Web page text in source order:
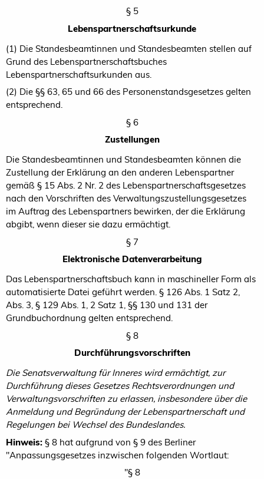
§ 5
Lebenspartnerschaftsurkunde
(1) Die Standesbeamtinnen und Standesbeamten stellen auf
Grund des Lebenspartnerschaftsbuches
Lebenspartnerschaftsurkunden aus.
(2) Die §§ 63, 65 und 66 des Personenstandsgesetzes gelten
entsprechend.
§ 6
Zustellungen
Die Standesbeamtinnen und Standesbeamten können die
Zustellung der Erklärung an den anderen Lebenspartner
gemäß § 15 Abs. 2 Nr. 2 des Lebenspartnerschaftsgesetzes
nach den Vorschriften des Verwaltungszustellungsgesetzes
im Auftrag des Lebenspartners bewirken, der die Erklärung
abgibt, wenn dieser sie dazu ermächtigt.
§ 7
Elektronische Datenverarbeitung
Das Lebenspartnerschaftsbuch kann in maschineller Form als
automatisierte Datei geführt werden. § 126 Abs. 1 Satz 2,
Abs. 3, § 129 Abs. 1, 2 Satz 1, §§ 130 und 131 der
Grundbuchordnung gelten entsprechend.
§ 8
Durchführungsvorschriften
Die Senatsverwaltung für Inneres wird ermächtigt, zur
Durchführung dieses Gesetzes Rechtsverordnungen und
Verwaltungsvorschriften zu erlassen, insbesondere über die
Anmeldung und Begründung der Lebenspartnerschaft und
Regelungen bei Wechsel des Bundeslandes.
Hinweis: § 8 hat aufgrund von § 9 des Berliner
"Anpassungsgesetzes inzwischen folgenden Wortlaut:
"§ 8